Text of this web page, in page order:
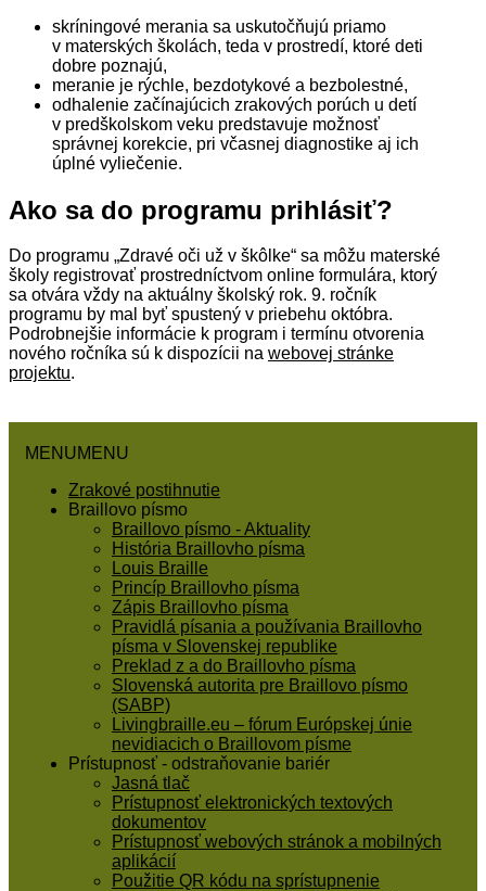
skríningové merania sa uskutočňujú priamo
v materských školách, teda v prostredí, ktoré deti
dobre poznajú,
meranie je rýchle, bezdotykové a bezbolestné,
odhalenie začínajúcich zrakových porúch u detí
v predškolskom veku predstavuje možnosť
správnej korekcie, pri včasnej diagnostike aj ich
úplné vyliečenie.
Ako sa do programu prihlásiť?
Do programu „Zdravé oči už v škôlke“ sa môžu materské
školy registrovať prostredníctvom online formulára, ktorý
sa otvára vždy na aktuálny školský rok. 9. ročník
programu by mal byť spustený v priebehu októbra.
Podrobnejšie informácie k program i termínu otvorenia
nového ročníka sú k dispozícii na webovej stránke
projektu.
MENUMENU
Zrakové postihnutie
Braillovo písmo
Braillovo písmo - Aktuality
História Braillovho písma
Louis Braille
Princíp Braillovho písma
Zápis Braillovho písma
Pravidlá písania a používania Braillovho
písma v Slovenskej republike
Preklad z a do Braillovho písma
Slovenská autorita pre Braillovo písmo
(SABP)
Livingbraille.eu – fórum Európskej únie
nevidiacich o Braillovom písme
Prístupnosť - odstraňovanie bariér
Jasná tlač
Prístupnosť elektronických textových
dokumentov
Prístupnosť webových stránok a mobilných
aplikácií
Použitie QR kódu na sprístupnenie